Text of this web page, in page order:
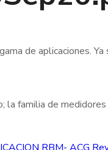
de aplicaciones.
la familia de